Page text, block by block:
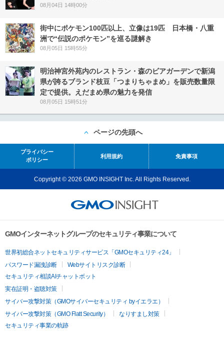
08月04日 14時00分
街中にポケモン100匹以上、立像は19匹 日本橋・八重
洲で“伝説のポケモン”を巡る謎解き
08月05日 15時55分
明治神宮外苑内のレストラン・森のビアガーデンで新潟
県が誇るブランド枝豆「つまりちゃまめ」を販売数量限
定で提供。えだまめ県の魅力を発信
08月05日 15時51分
ページの先頭へ
プライバシー
ポリシー
利用規約 免責事項
Copyright © 2026 GMO INSIGHT Inc. All Rights Reserved.
GMOインターネットグループのセキュリティ事業について
世界初総合ネットセキュリティサービス「GMOセキュリティ24」
パスワード漏洩診断
Webサイトリスク診断
セキュリティ相談AIチャットボット
実在証明・盗聴対策
サイバー攻撃対策（GMOサイバーセキュリティ byイエラエ）
サイバー攻撃対策（GMO Flatt Security）
なりすまし対策
セキュリティ事業の軌跡